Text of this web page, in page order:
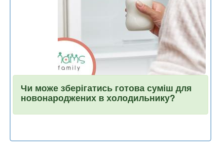
Чи може зберігатись готова суміш для
новонароджених в холодильнику?